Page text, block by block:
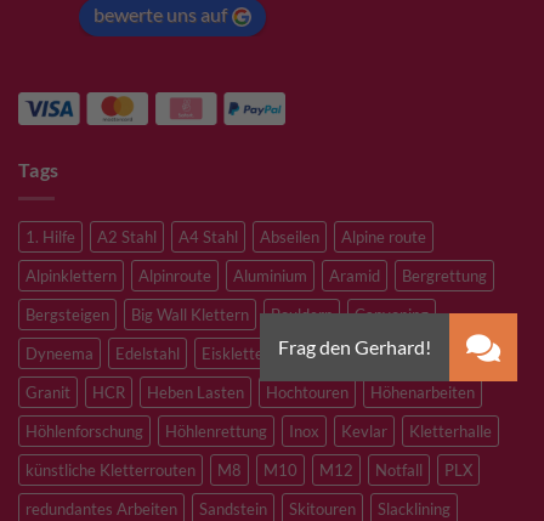
bewerte uns auf
Tags
1. Hilfe A2 Stahl A4 Stahl Abseilen
Alpine route
Alpinklettern
Alpinroute Aluminium Aramid
Bergrettung
Bergsteigen
Big Wall Klettern Bouldern
Canyoning
Dyneema
Edelstahl Eisklettern Flaschenzug
Flying Fox
Granit
HCR Heben Lasten Hochtouren
Höhenarbeiten
Höhlenforschung
Höhlenrettung Inox Kevlar
Kletterhalle
künstliche Kletterrouten
M8 M10 M12 Notfall
PLX
redundantes Arbeiten
Sandstein Skitouren
Slacklining